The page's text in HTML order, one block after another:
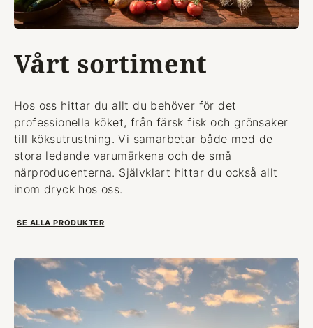
Vårt sortiment
Hos oss hittar du allt du behöver för det
professionella köket, från färsk fisk och grönsaker
till köksutrustning. Vi samarbetar både med de
stora ledande varumärkena och de små
närproducenterna. Självklart hittar du också allt
inom dryck hos oss.
SE ALLA PRODUKTER